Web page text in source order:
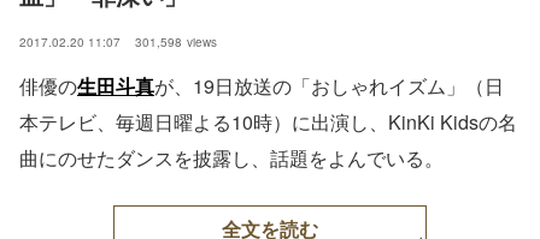
2017.02.20 11:07 301,598 views
俳優の生田斗真が、19日放送の「おしゃれイズム」（日
本テレビ、毎週日曜よる10時）に出演し、KinKi Kidsの名
曲にのせたダンスを披露し、話題をよんでいる。
全文を読む